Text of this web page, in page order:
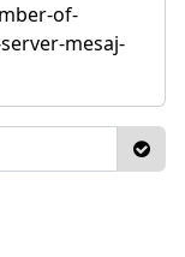
of-
mesaj-